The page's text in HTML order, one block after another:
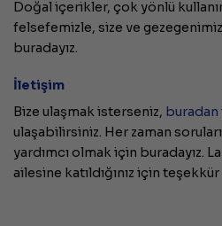
Doğal içerikler, çok yönlü
felsefemizle, size ve
buradayız.
İletişim
Bize ulaşmak isterseniz, buradan
ulaşabilirsiniz. Her zaman
yardımcı olmak için buradayız.
ailesine katıldığınız için